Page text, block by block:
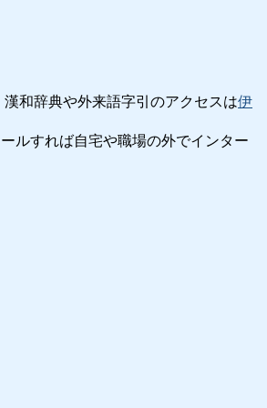
和辞典や外来語字引のアクセスは伊
ルすれば自宅や職場の外でインター